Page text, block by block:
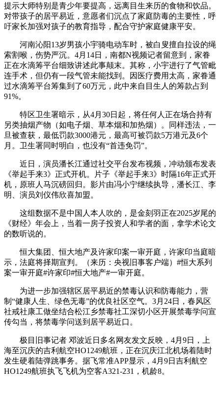
提示大师特别是青少年要提高，远离目生来历的食物和饮品。
对带孩子的居平易近，意愿者们沉点了家庭防毒的主要性，呼
吁家长加强对孩子的教育指导，配合守护家庭健康平安。
河南沁阳13岁男孩小宇骑电动车时，被白叟擅自拉设的绳
索割喉，伤势严沉。4月14日，南都N视频记者留意到，家眷
正在水滴筹平台细致讲述此事颠末。其称，小宇进行了气管毗
连手术，但仍有一段气管未能找到。因医疗费用太高，家眷通
过水滴筹平台筹集到了60万元，此中来自目生人的筹款占到
91%。
特区卫生署暗示，从4月30日起，将任何人正在场合持有
另类抽烟产物（如电子烟、草本烟和加热烟）。同样违法，一
旦被查获，最低罚款3000港元，最高可被罚款5万港元及6个
月。卫生署同时明白，也没有“首违免罚”。
近日，演员潘长江通过社交平台发布视频，冲动颁布发表
《举起手来3》正式开机。片子《举起手来3》时隔16年正式开
机，原班人马沉磅回归。影片由冯小宁继续执导，潘长江、李
明、演员刘仪伟欣喜加盟。
这组数据不是中国人本人吹的，是金刻羽正在2025岁尾的
《财经》年会上，当着一房子投资人和学者的面，拿学术论文
的数听说的。
恒大集团、恒大地产及许家印案一审开庭，许家印当庭暗
示，法庭将择期宣判。（来历：央视旧事客户端）#恒大系列
案一审开庭#许家印#恒大地产#一审开庭。
为进一步加强辖区居平易近的禁毒认识和防毒能力，营
制“健康人生、绿色无毒”的优良社区空气。3月24日，春风区
社戒社康工做坐结合松江乡禁毒社工深切小区开展禁毒学问宣
传勾当，将禁毒学问送到居平易近口。
极目旧事记者 邓波近日多名网友发文反映，4月9日，上
海至沉庆的吉利航空HO1249航班，正在沉庆江北机场着陆时
发生硬着陆弹跳事务。据飞常准APP显示，4月9日吉利航空
HO1249航班执飞飞机为空客A321-231，机龄8。